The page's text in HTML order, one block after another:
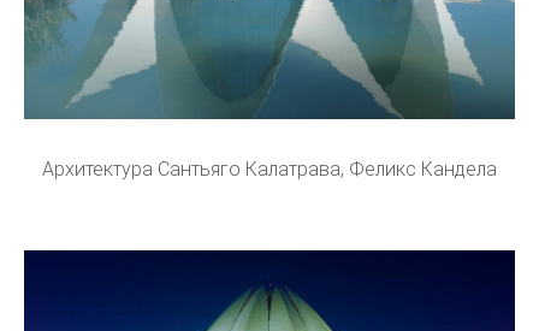
Архитектура Сантьяго Калатрава, Феликс Кандела